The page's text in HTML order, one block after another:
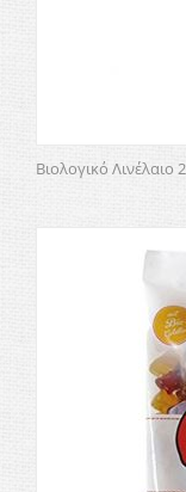
Βιολογικό Λινέλαιο